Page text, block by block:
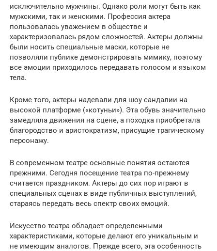
исключительно мужчины. Однако роли могут быть как
мужскими, так и женскими. Профессия актера
пользовалась уважением в обществе и
характеризовалась рядом сложностей. Актеры должны
были носить специальные маски, которые не
позволяли публике демонстрировать мимику, поэтому
все эмоции приходилось передавать голосом и языком
тела.
Кроме того, актеры надевали для шоу сандалии на
высокой платформе («котуньи»). Эта обувь значительно
замедляла движения на сцене, а походка приобретала
благородство и аристократизм, присущие трагическому
персонажу.
В современном театре основные понятия остаются
прежними. Сегодня посещение театра по-прежнему
считается праздником. Актеры до сих пор играют в
специальных сценах в виде публичных выступлений,
стараясь передать весь спектр своих эмоций.
Искусство театра обладает определенными
характеристиками, которые делают его уникальным и
не имеющим аналогов. Прежде всего, эта особенность